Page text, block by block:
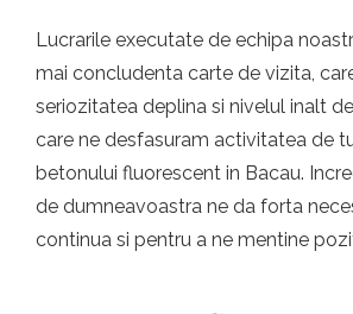
Lucrarile executate de echipa
mai concludenta carte de vizita,
seriozitatea deplina si nivelul inalt
care ne desfasuram activitatea de
betonului fluorescent in Bacau.
de dumneavoastra ne da forta
continua si pentru a ne mentine